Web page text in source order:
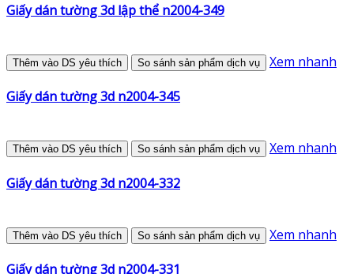
Giấy dán tường 3d lập thể n2004-349
Thêm vào DS yêu thích So sánh sản phẩm dịch vụ Xem nhanh
Giấy dán tường 3d n2004-345
Thêm vào DS yêu thích So sánh sản phẩm dịch vụ Xem nhanh
Giấy dán tường 3d n2004-332
Thêm vào DS yêu thích So sánh sản phẩm dịch vụ Xem nhanh
Giấy dán tường 3d n2004-331